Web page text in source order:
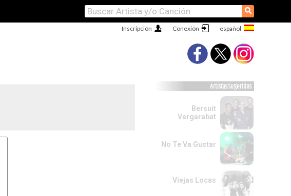
⚲
Conexión
Inscripción
Artistas Sugeridos
Bersuit
Vergarabat
No Te Va Gustar
Viejas Locas